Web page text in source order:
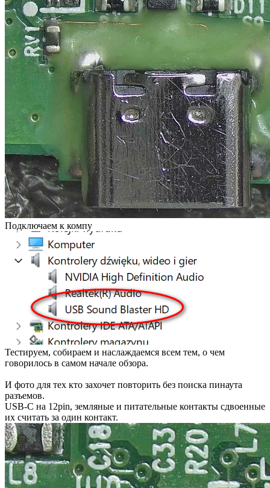
Подключаем к компу
Тестируем, собираем и наслаждаемся всем тем, о чем
говорилось в самом начале обзора.
И фото для тех кто захочет повторить без поиска пинаута
разъемов.
USB-C на 12pin, земляные и питательные контакты сдвоенные
их считать за один контакт.